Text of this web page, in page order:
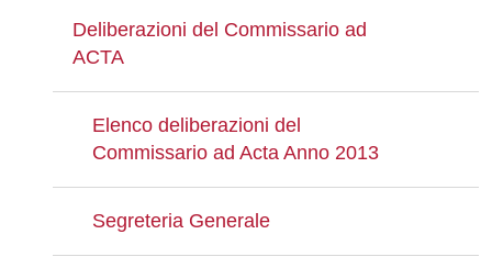
Deliberazioni del Commissario ad
ACTA
Elenco deliberazioni del
Commissario ad Acta Anno 2013
Segreteria Generale